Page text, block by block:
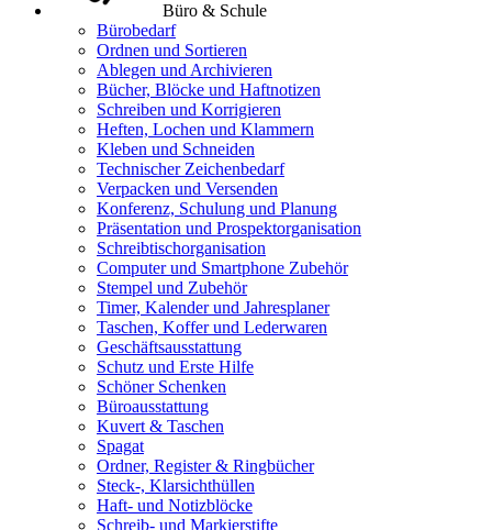
Büro & Schule
Bürobedarf
Ordnen und Sortieren
Ablegen und Archivieren
Bücher, Blöcke und Haftnotizen
Schreiben und Korrigieren
Heften, Lochen und Klammern
Kleben und Schneiden
Technischer Zeichenbedarf
Verpacken und Versenden
Konferenz, Schulung und Planung
Präsentation und Prospektorganisation
Schreibtischorganisation
Computer und Smartphone Zubehör
Stempel und Zubehör
Timer, Kalender und Jahresplaner
Taschen, Koffer und Lederwaren
Geschäftsausstattung
Schutz und Erste Hilfe
Schöner Schenken
Büroausstattung
Kuvert & Taschen
Spagat
Ordner, Register & Ringbücher
Steck-, Klarsichthüllen
Haft- und Notizblöcke
Schreib- und Markierstifte